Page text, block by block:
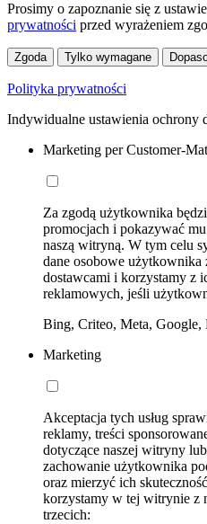
Prosimy o zapoznanie się z
prywatności przed wyrażeniem
Zgoda Tylko wymagane
Polityka prywatności
Indywidualne ustawienia ochrony
Marketing per Customer-
Za zgodą użytkownika
promocjach i pokazywać
naszą witryną. W tym celu
dane osobowe użytkownika
dostawcami i korzystamy z
reklamowych, jeśli
Bing, Criteo, Meta,
Marketing
Akceptacja tych usług
reklamy, treści
dotyczące naszej witryny
zachowanie użytkownika
oraz mierzyć ich
korzystamy w tej witrynie z
trzecich: